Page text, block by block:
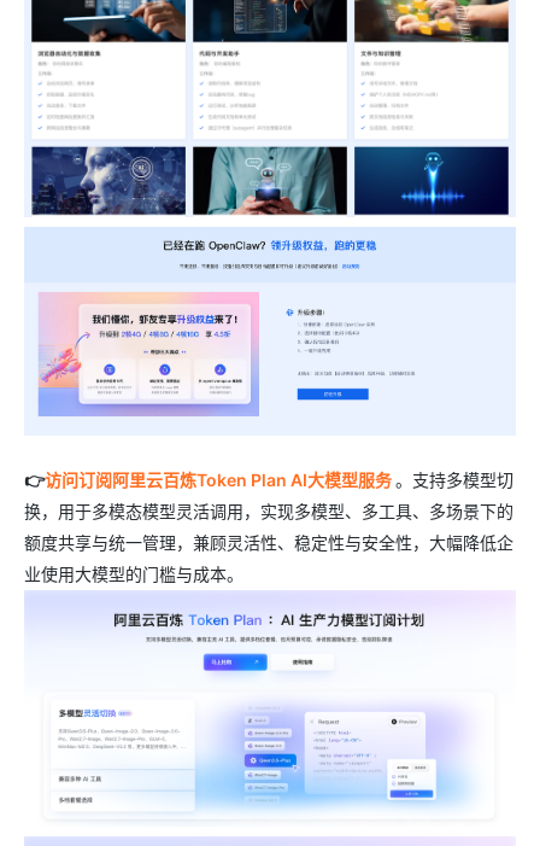
👉访问订阅阿里云百炼Token Plan AI大模型服务。支持多模型切
换，用于多模态模型灵活调用，实现多模型、多工具、多场景下的
额度共享与统一管理，兼顾灵活性、稳定性与安全性，大幅降低企
业使用大模型的门槛与成本。